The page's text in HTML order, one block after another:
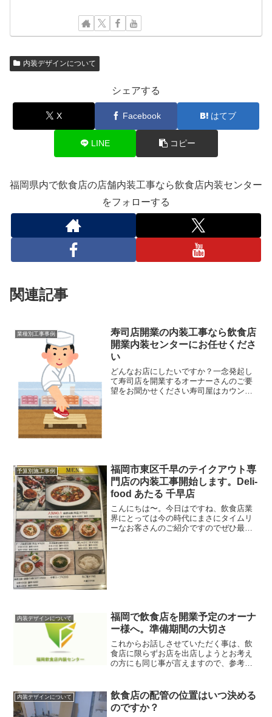
内装デザインについて
シェアする
X Facebook はてブ
LINE コピー
福岡県内で飲食店の店舗内装工事なら飲食店内装センター
をフォローする
関連記事
業種別工事事例
寿司店開業の内装工事なら飲食店
開業内装センターにお任せくださ
い
どんなお店にしたいですか？一念発起し
て寿司店を開業するオーナーさんのご要
望をお聞かせください寿司屋はカウンタ
予算別施工事例
福岡市東区千早のテイクアウト専
門店の内装工事開始します。Deli-
food あたる 千早店
こんにちは〜。今日はですね、飲食店業
界にとっては今の時代にまさにタイムリ
ーなお客さんのご紹介ですのでぜひ最後
内装デザインについて
福岡で飲食店を開業予定のオーナ
ー様へ。準備期間の大切さ
これからお話しさせていただく事は、飲
食店に限らずお店を出店しようとお考え
の方にも同じ事が言えますので、参考に
みます。※飲食店に限らずにあなたの業
種にも当てはめて読んでく...
内装デザインについて
飲食店の配管の位置はいつ決める
のですか？